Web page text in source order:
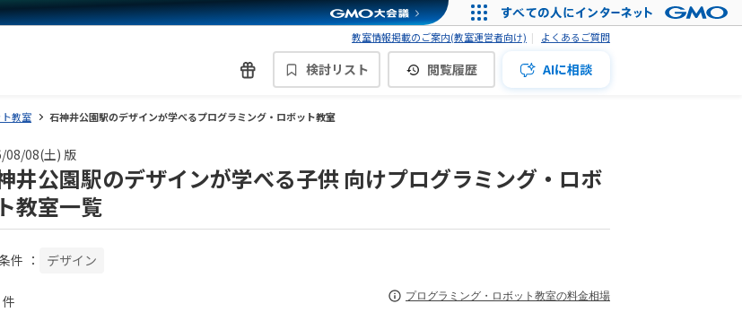
教室情報掲載のご案内(教室運営者向け) よくあるご質問
検討リスト 閲覧履歴 AIに相談
教室 石神井公園駅のデザインが学べるプログラミング・ロボット教室
08/08(土) 版
井公園駅のデザインが学べる子供 向けプログラミング・ロボ
教室一覧
件 ： デザイン
件 プログラミング・ロボット教室の料金相場